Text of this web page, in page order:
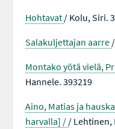
Hohtavat / Kolu, Siri.
Salakuljettajan aarre
Montako yötä vielä,
Hannele. 393219
Aino, Matias ja
harvalla] / / Lehtinen,